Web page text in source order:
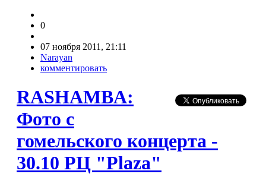
0
07 ноября 2011, 21:11
Narayan
комментировать
RASHAMBA:
Фото с
гомельского концерта -
30.10 РЦ "Plaza"